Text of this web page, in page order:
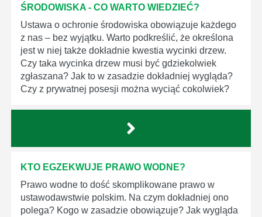
ŚRODOWISKA - CO WARTO WIEDZIEĆ?
Ustawa o ochronie środowiska obowiązuje każdego
z nas – bez wyjątku. Warto podkreślić, że określona
jest w niej także dokładnie kwestia wycinki drzew.
Czy taka wycinka drzew musi być gdziekolwiek
zgłaszana? Jak to w zasadzie dokładniej wygląda?
Czy z prywatnej posesji można wyciąć cokolwiek?
KTO EGZEKWUJE PRAWO WODNE?
Prawo wodne to dość skomplikowane prawo w
ustawodawstwie polskim. Na czym dokładniej ono
polega? Kogo w zasadzie obowiązuje? Jak wygląda